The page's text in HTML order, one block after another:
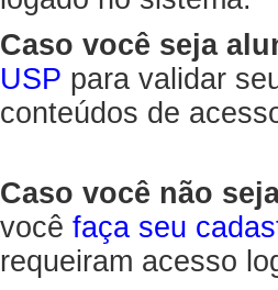
Caso você seja
USP para validar
conteúdos de
Caso você não
você faça seu
requeiram acesso